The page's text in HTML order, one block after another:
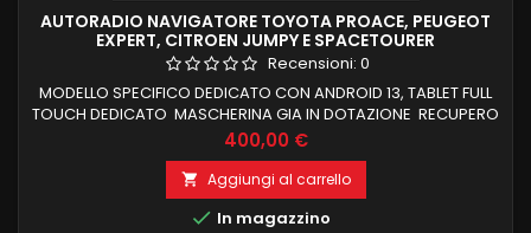
AUTORADIO NAVIGATORE TOYOTA PROACE, PEUGEOT
EXPERT, CITROEN JUMPY E SPACETOURER
Recensioni: 0
MODELLO SPECIFICO DEDICATO CON ANDROID 13, TABLET FULL
TOUCH DEDICATO MASCHERINA GIA IN DOTAZIONE RECUPERO
COMANDI AL VOLANTE E FUNZIONI DI BORDO CARPLAY E
ANDROID AUTO WIRELESS INTEGRATI NAVIGATORE OFFLINE E
ONLINE BLUETOOTH X CHIAMATE IN VIVAVOCE RADIO RDS E
CONNESSIONE WIFI PER NAVIGAZIONE INTERNET PROCESSORE
OCTACORE SCHERMO HD NESSUNA MODIFICA X...
Prezzo
400,00 €
 Aggiungi al carrello
 In magazzino